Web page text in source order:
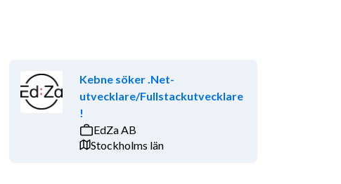
Kebne söker .Net-
utvecklare/Fullstackutvecklare
!
EdZa AB
Stockholms län